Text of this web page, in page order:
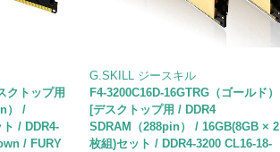
クトップ用
） /
/ DDR4-
/ FURY
G.SKILL ジースキル
F4-3200C16D-16GTRG（ゴールド）
[デスクトップ用 / DDR4
SDRAM（288pin） / 16GB(8GB × 2
枚組)セット / DDR4-3200 CL16-18-